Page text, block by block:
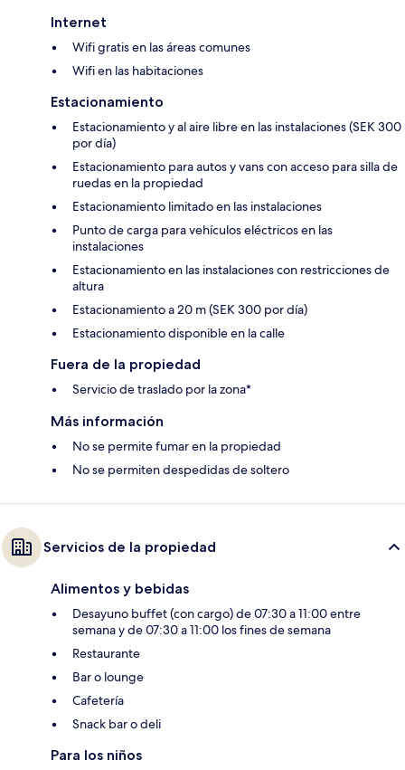
Internet
Wifi gratis en las áreas comunes
Wifi en las habitaciones
Estacionamiento
Estacionamiento y al aire libre en las instalaciones (SEK 300
por día)
Estacionamiento para autos y vans con acceso para silla de
ruedas en la propiedad
Estacionamiento limitado en las instalaciones
Punto de carga para vehículos eléctricos en las
instalaciones
Estacionamiento en las instalaciones con restricciones de
altura
Estacionamiento a 20 m (SEK 300 por día)
Estacionamiento disponible en la calle
Fuera de la propiedad
Servicio de traslado por la zona*
Más información
No se permite fumar en la propiedad
No se permiten despedidas de soltero
Servicios de la propiedad
Alimentos y bebidas
Desayuno buffet (con cargo) de 07:30 a 11:00 entre
semana y de 07:30 a 11:00 los fines de semana
Restaurante
Bar o lounge
Cafetería
Snack bar o deli
Para los niños